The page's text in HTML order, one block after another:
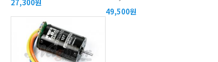
27,300원
49,500원